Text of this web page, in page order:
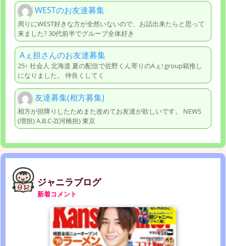
WESTのお友達募集
周りにWEST好きな方が全然いないので、お話出来たらと思って
来ました? 30代前半でグループ全体好き
Aぇ担さんのお友達募集
25↑ 社会人 北海道 夏の配信で佐野くん寄りのAぇ! group箱推し
になりました。 仲良くしてく
友達募集(相方募集)
相方が担降りしたためまた改めてお友達が欲しいです。 NEWS
(増担) A.B.C-Z(河橋担) 東京
ジャニラブログ
新着コメント